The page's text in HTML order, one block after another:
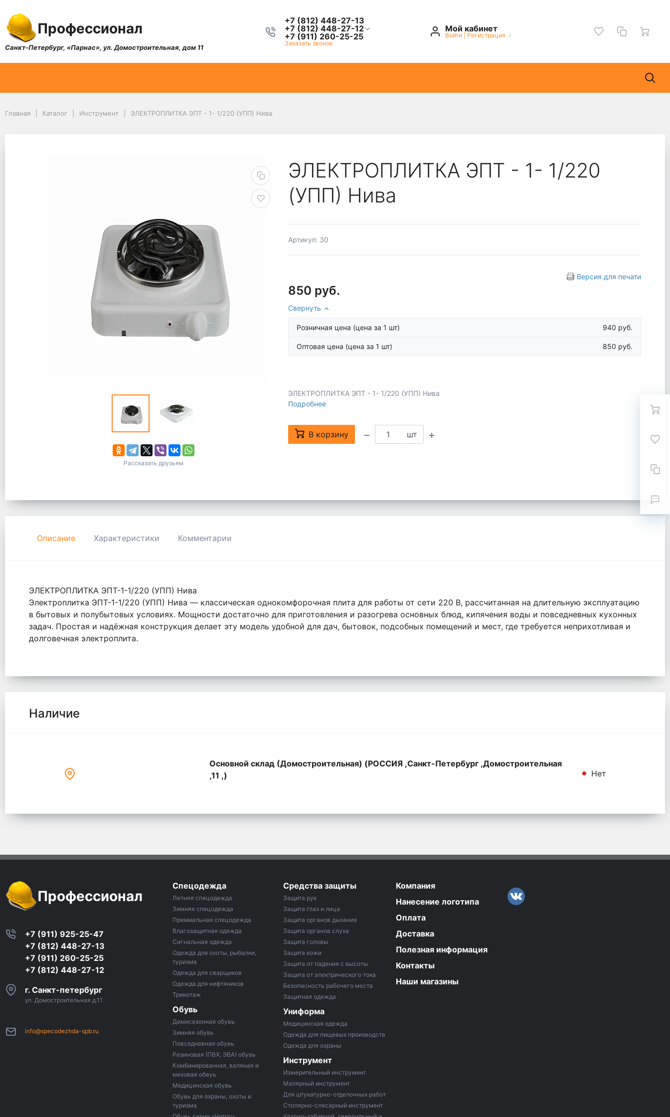
Профессионал
Санкт-Петербург, «Парнас», ул. Домостроительная, дом 11
+7 (812) 448-27-13
+7 (812) 448-27-12
+7 (911) 260-25-25
Заказать звонок
Мой кабинет
Войти Регистрация
Главная Каталог Инструмент ЭЛЕКТРОПЛИТКА ЭПТ - 1- 1/220 (УПП) Нива
Рассказать друзьям
ЭЛЕКТРОПЛИТКА ЭПТ - 1- 1/220
(УПП) Нива
Артикул: 30
Версия для печати
850 руб.
Свернуть
Розничная цена (цена за 1 шт) 940 руб.
Оптовая цена (цена за 1 шт) 850 руб.
ЭЛЕКТРОПЛИТКА ЭПТ - 1- 1/220 (УПП) Нива
Подробнее
В корзину шт
Описание Характеристики Комментарии
ЭЛЕКТРОПЛИТКА ЭПТ-1-1/220 (УПП) Нива
Электроплитка ЭПТ-1-1/220 (УПП) Нива — классическая однокомфорочная плита для работы от сети 220 В, рассчитанная на длительную эксплуатацию
в бытовых и полубытовых условиях. Мощности достаточно для приготовления и разогрева основных блюд, кипячения воды и повседневных кухонных
задач. Простая и надёжная конструкция делает эту модель удобной для дач, бытовок, подсобных помещений и мест, где требуется неприхотливая и
долговечная электроплита.
Наличие
Основной склад (Домостроительная) (РОССИЯ ,Санкт-Петербург ,Домостроительная
,11 ,)
Нет
Профессионал
+7 (911) 925-25-47
+7 (812) 448-27-13
+7 (911) 260-25-25
+7 (812) 448-27-12
г. Санкт-петербург
ул. Домостроительная д.11
info@specodezhda-spb.ru
Спецодежда
Летняя спецодежда
Зимняя спецодежда
Премиальная спецодежда
Влагозащитная одежда
Сигнальная одежда
Одежда для охоты, рыбалки,
туризма
Одежда для сварщиков
Одежда для нефтяников
Трикотаж
Обувь
Демисезонная обувь
Зимняя обувь
Повседневная обувь
Резиновая (ПВХ, ЭВА) обувь
Комбинированная, валяная и
меховая обвуь
Медицинская обувь
Обувь для охраны, охоты и
туризма
Средства защиты
Защита рук
Защита глаз и лица
Защита органов дыхания
Защита органов слуха
Защита головы
Защита кожи
Защита от падения с высоты
Защита от электрического тока
Безопасность рабочего места
Защитная одежда
Униформа
Медицинская одежда
Одежда для пищевых производств
Одежда для охраны
Инструмент
Измерительный инструмент
Малярный инструмент
Для штукатурно-отделочных работ
Столярно-слесарный инструмент
Компания
Нанесение логотипа
Оплата
Доставка
Полезная информация
Контакты
Наши магазины